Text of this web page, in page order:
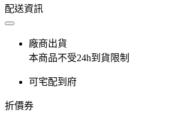
配送資訊
廠商出貨
本商品不受24h到貨限制
可宅配到府
折價券